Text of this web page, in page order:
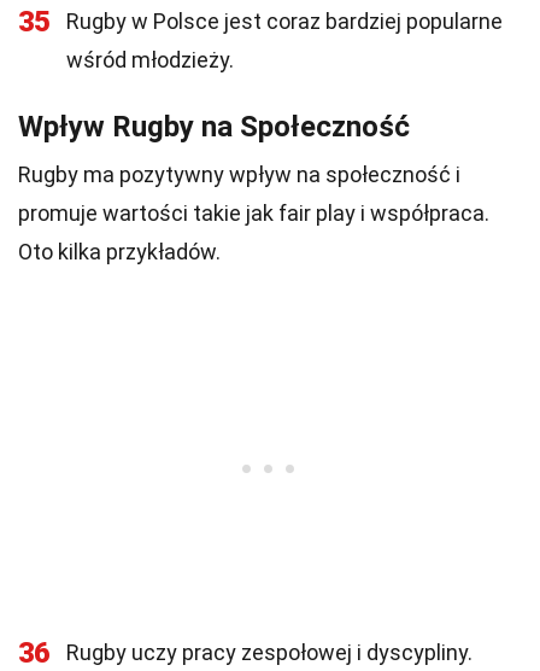
35
Rugby w Polsce jest coraz bardziej popularne
wśród młodzieży.
Wpływ Rugby na Społeczność
Rugby ma pozytywny wpływ na społeczność i
promuje wartości takie jak fair play i współpraca.
Oto kilka przykładów.
36 Rugby uczy pracy zespołowej i dyscypliny.